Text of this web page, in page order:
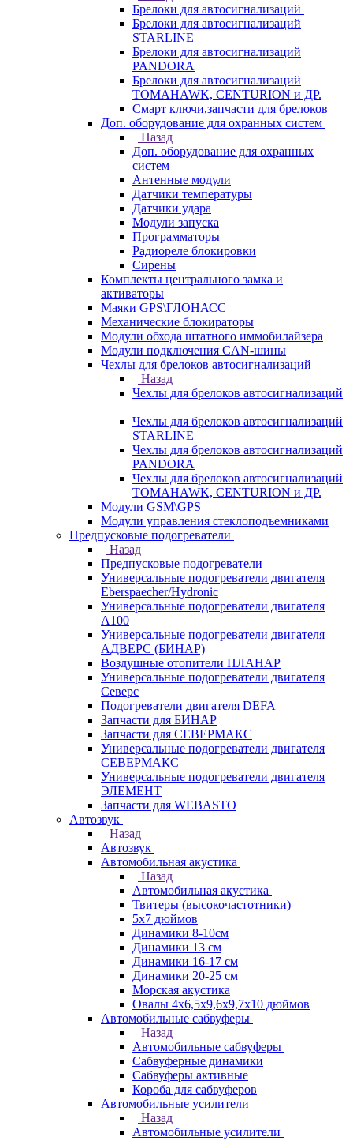
Брелоки для автосигнализаций
Брелоки для автосигнализаций
STARLINE
Брелоки для автосигнализаций
PANDORA
Брелоки для автосигнализаций
TOMAHAWK, CENTURION и ДР.
Смарт ключи,запчасти для брелоков
Доп. оборудование для охранных систем
Назад
Доп. оборудование для охранных
систем
Антенные модули
Датчики температуры
Датчики удара
Модули запуска
Программаторы
Радиореле блокировки
Сирены
Комплекты центрального замка и
активаторы
Маяки GPS\ГЛОНАСС
Механические блокираторы
Модули обхода штатного иммобилайзера
Модули подключения CAN-шины
Чехлы для брелоков автосигнализаций
Назад
Чехлы для брелоков автосигнализаций
Чехлы для брелоков автосигнализаций
STARLINE
Чехлы для брелоков автосигнализаций
PANDORA
Чехлы для брелоков автосигнализаций
TOMAHAWK, CENTURION и ДР.
Модули GSM\GPS
Модули управления стеклоподъемниками
Предпусковые подогреватели
Назад
Предпусковые подогреватели
Универсальные подогреватели двигателя
Eberspaecher/Hydronic
Универсальные подогреватели двигателя
A100
Универсальные подогреватели двигателя
АДВЕРС (БИНАР)
Воздушные отопители ПЛАНАР
Универсальные подогреватели двигателя
Северс
Подогреватели двигателя DEFA
Запчасти для БИНАР
Запчасти для СЕВЕРМАКС
Универсальные подогреватели двигателя
СЕВЕРМАКС
Универсальные подогреватели двигателя
ЭЛЕМЕНТ
Запчасти для WEBASTO
Автозвук
Назад
Автозвук
Автомобильная акустика
Назад
Автомобильная акустика
Твитеры (высокочастотники)
5x7 дюймов
Динамики 8-10см
Динамики 13 см
Динамики 16-17 см
Динамики 20-25 см
Морская акустика
Овалы 4х6,5х9,6x9,7х10 дюймов
Автомобильные сабвуферы
Назад
Автомобильные сабвуферы
Сабвуферные динамики
Сабвуферы активные
Короба для сабвуферов
Автомобильные усилители
Назад
Автомобильные усилители